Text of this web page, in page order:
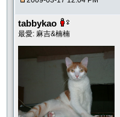
tabbykao
最愛: 麻吉&楠楠